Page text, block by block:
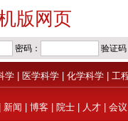
版网页
学 医学科学 化学科学 工
新闻 博客 院士 人才 会议